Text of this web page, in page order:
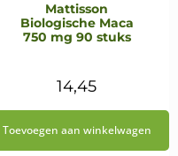
Mattisson
Biologische Maca
750 mg 90 stuks
14,45
Toevoegen aan winkelwagen